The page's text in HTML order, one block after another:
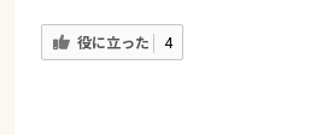
役に立った 4